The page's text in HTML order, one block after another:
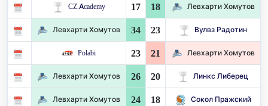
CZ.Academy 17 18 Левхарти Хомутов
Левхарти Хомутов 34 23 Вулвз Радотин
Polabi 23 21 Левхарти Хомутов
Левхарти Хомутов 26 20 Линкс Либерец
Левхарти Хомутов 24 18 Сокол Пражский